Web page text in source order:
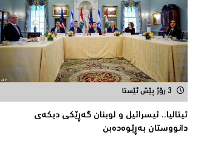
3 رۆژ پێش ئێستا
ئیتالیا.. ئیسرائیل و لوبنان گه‌ڕێكی دیكه‌ی
دانووستان به‌ڕێوه‌ده‌بن